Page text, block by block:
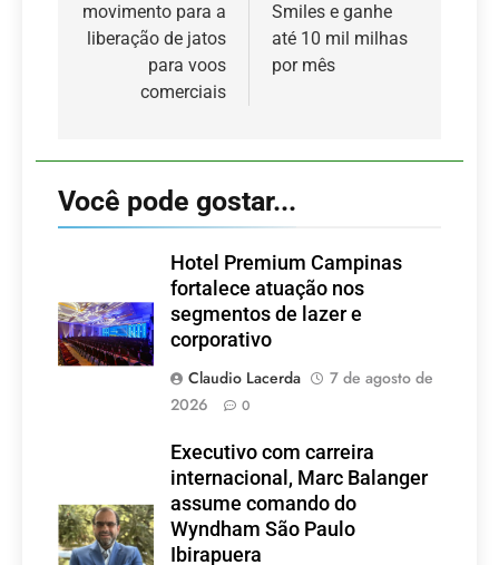
movimento para a
liberação de jatos
para voos
comerciais
Smiles e ganhe
até 10 mil milhas
por mês
Você pode gostar...
Hotel Premium Campinas
fortalece atuação nos
segmentos de lazer e
corporativo
Claudio Lacerda
7 de agosto de
2026
0
Executivo com carreira
internacional, Marc Balanger
assume comando do
Wyndham São Paulo
Ibirapuera